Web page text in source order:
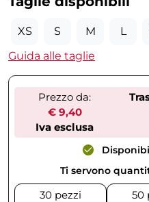
XS S M L
Guida alle taglie
Prezzo da:
€ 9,40
Iva esclusa
Ti servono
30 pezzi
50